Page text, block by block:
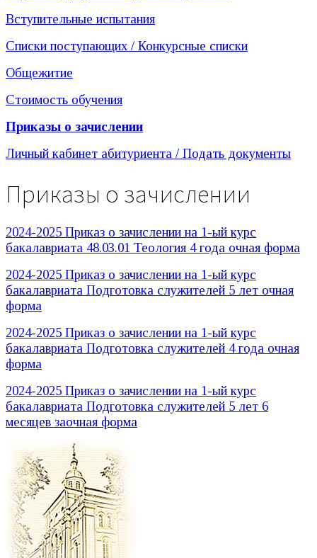
Вступительные испытания
Списки поступающих / Конкурсные списки
Общежитие
Стоимость обучения
Приказы о зачислении
Личный кабинет абитуриента / Подать документы
Приказы о зачислении
2024-2025 Приказ о зачислении на 1-ый курс
бакалавриата 48.03.01 Теология 4 года очная форма
2024-2025 Приказ о зачислении на 1-ый курс
бакалавриата Подготовка служителей 5 лет очная
форма
2024-2025 Приказ о зачислении на 1-ый курс
бакалавриата Подготовка служителей 4 года очная
форма
2024-2025 Приказ о зачислении на 1-ый курс
бакалавриата Подготовка служителей 5 лет 6
месяцев заочная форма